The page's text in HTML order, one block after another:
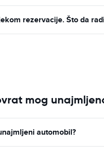
rezervacije. Što da
mog
automobil?